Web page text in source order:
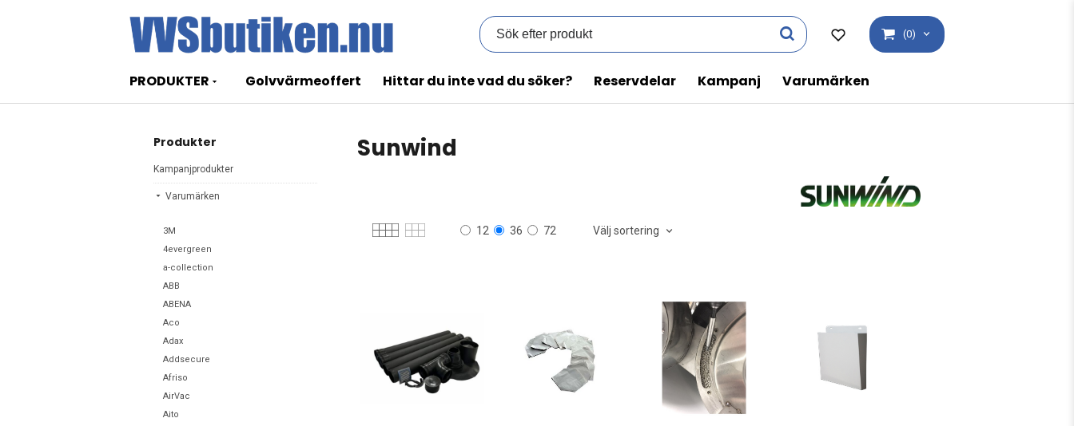
(0)
PRODUKTER Golvvärmeoffert Hittar du inte vad du söker? Reservdelar Kampanj Varumärken
Produkter
Kampanjprodukter
Varumärken
3M
4evergreen
a-collection
ABB
ABENA
Aco
Adax
Addsecure
Afriso
AirVac
Aito
Sunwind
12 36 72 Välj sortering